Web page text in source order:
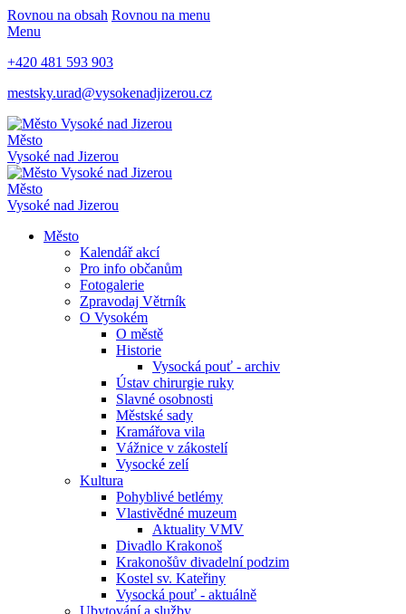
Rovnou na obsah Rovnou na menu
Menu
+420 481 593 903
mestsky.urad@vysokenadjizerou.cz
Město
Vysoké nad Jizerou
Město
Vysoké nad Jizerou
Město
Kalendář akcí
Pro info občanům
Fotogalerie
Zpravodaj Větrník
O Vysokém
O městě
Historie
Vysocká pouť - archiv
Ústav chirurgie ruky
Slavné osobnosti
Městské sady
Kramářova vila
Vážnice v zákostelí
Vysocké zelí
Kultura
Pohyblivé betlémy
Vlastivědné muzeum
Aktuality VMV
Divadlo Krakonoš
Krakonošův divadelní podzim
Kostel sv. Kateřiny
Vysocká pouť - aktuálně
Ubytování a služby